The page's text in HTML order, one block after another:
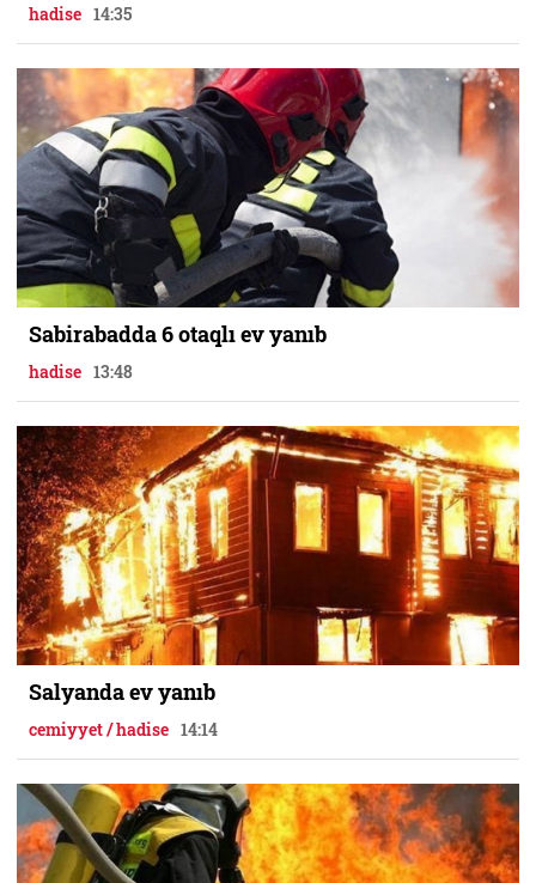
hadise 14:35
Sabirabadda 6 otaqlı ev yanıb
hadise 13:48
Salyanda ev yanıb
cemiyyet / hadise 14:14